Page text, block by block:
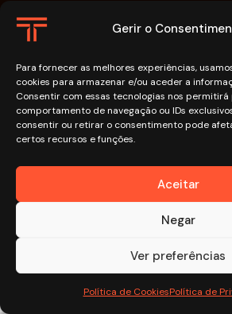
Gerir o
Para fornecer as melhores experiências,
cookies para armazenar e/ou aceder a
Consentir com essas tecnologias nos
comportamento de navegação ou IDs
consentir ou retirar o consentimento pode
certos recursos e funções.
Aceitar
Negar
Ver preferências
Política de CookiesPolítica de
Home
Services
About Us
Features
Contacts
info@email.com
AncoraThemes